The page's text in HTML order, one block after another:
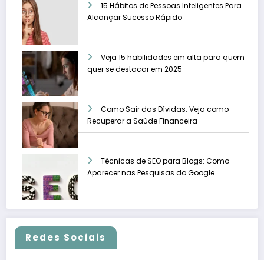
15 Hábitos de Pessoas Inteligentes Para
Alcançar Sucesso Rápido
Veja 15 habilidades em alta para quem
quer se destacar em 2025
Como Sair das Dívidas: Veja como
Recuperar a Saúde Financeira
Técnicas de SEO para Blogs: Como
Aparecer nas Pesquisas do Google
Redes Sociais